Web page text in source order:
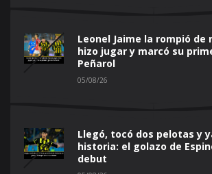
Leonel Jaime la rompió de
hizo jugar y marcó su
Peñarol
05/08/26
Llegó, tocó dos pelotas y
historia: el golazo de
debut